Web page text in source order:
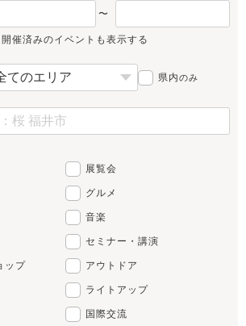
〜
開催済みのイベントも表示する
県内のみ
展覧会
グルメ
音楽
セミナー・講演
ップ アウトドア
ライトアップ
国際交流